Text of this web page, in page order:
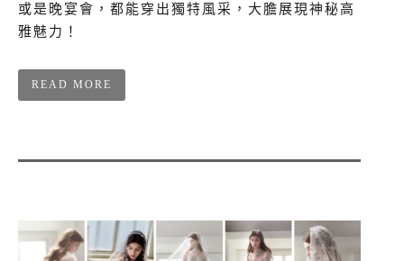
或是晚宴會，都能穿出獨特風采，大膽展現神秘高
雅魅力！
READ MORE